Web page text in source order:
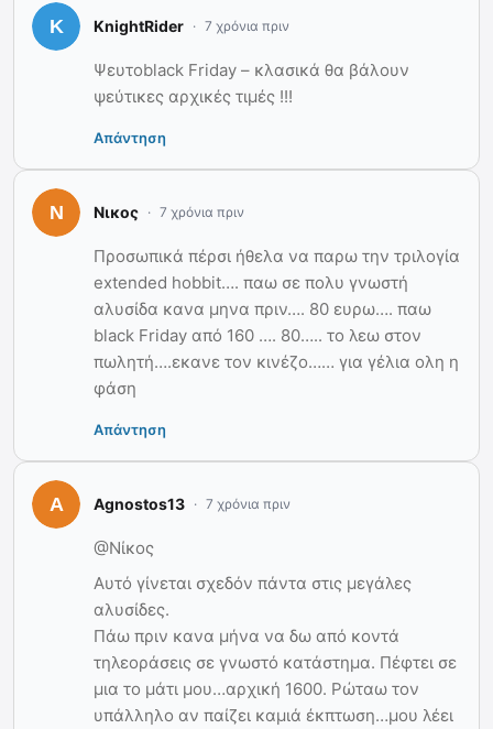
KnightRider 7 χρόνια πριν
Ψευτοblack Friday – κλασικά θα βάλουν
ψεύτικες αρχικές τιμές !!!
Απάντηση
Νικος 7 χρόνια πριν
Προσωπικά πέρσι ήθελα να παρω την τριλογία
extended hobbit…. παω σε πολυ γνωστή
αλυσίδα κανα μηνα πριν…. 80 ευρω…. παω
black Friday από 160 …. 80….. το λεω στον
πωλητή….εκανε τον κινέζο…… για γέλια ολη η
φάση
Απάντηση
Agnostos13 7 χρόνια πριν
@Νίκος
Αυτό γίνεται σχεδόν πάντα στις μεγάλες
αλυσίδες.
Πάω πριν κανα μήνα να δω από κοντά
τηλεοράσεις σε γνωστό κατάστημα. Πέφτει σε
μια το μάτι μου…αρχική 1600. Ρώταω τον
υπάλληλο αν παίζει καμιά έκπτωση…μου λέει